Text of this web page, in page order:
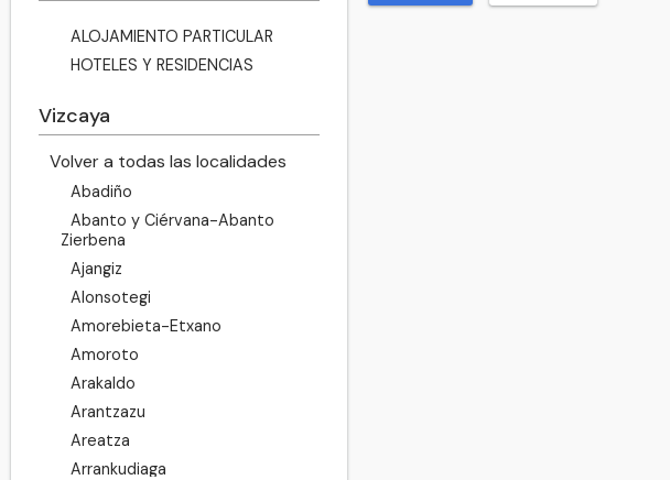
ALOJAMIENTO PARTICULAR
HOTELES Y RESIDENCIAS
Vizcaya
Volver a todas las localidades
Abadiño
Abanto y Ciérvana-Abanto
Zierbena
Ajangiz
Alonsotegi
Amorebieta-Etxano
Amoroto
Arakaldo
Arantzazu
Areatza
Arrankudiaga